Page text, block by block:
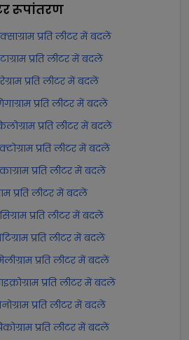
रूपांतरण
प्रति लीटर में बदलें
प्रति लीटर में बदलें
प्रति लीटर में बदलें
प्रति लीटर में बदलें
प्रति लीटर में बदलें
प्रति लीटर में बदलें
प्रति लीटर में बदलें
प्रति लीटर में बदलें
प्रति लीटर में बदलें
प्रति लीटर में बदलें
प्रति लीटर में बदलें
प्रति लीटर में बदलें
प्रति लीटर में बदलें
प्रति लीटर में बदलें